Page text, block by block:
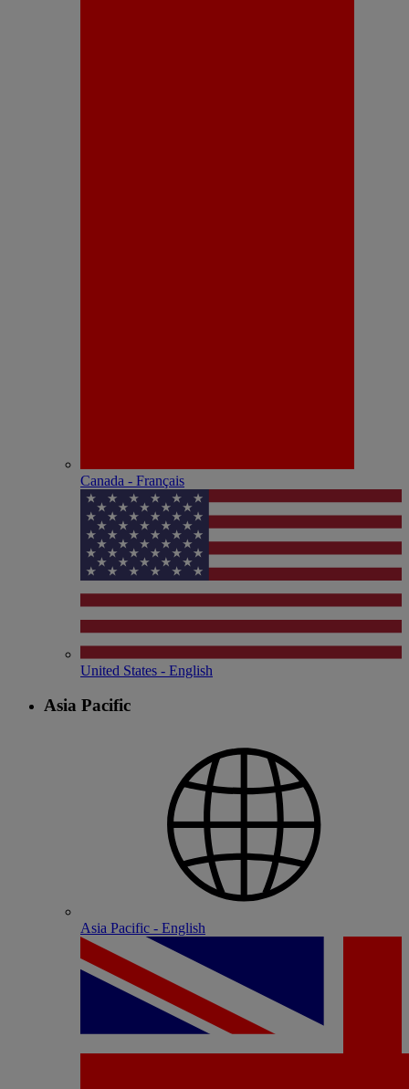
Canada - Français
United States - English
Asia Pacific
Asia Pacific - English